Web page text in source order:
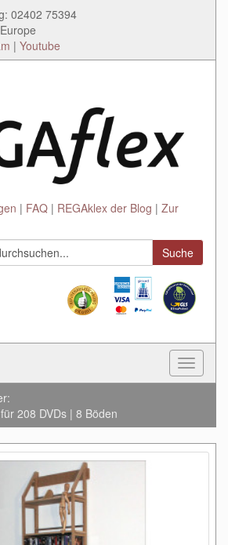
02402 75394
| Youtube
FAQ REGAklex der Blog
Zur
Suche
Toggle
208 DVDs | 8 Böden